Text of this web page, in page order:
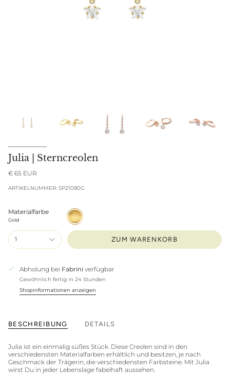
Julia | Sterncreolen
€ 65 EUR
ARTIKELNUMMER: SP21080G
Materialfarbe
Gold
Gold
1 ZUM WARENKORB
Abholung bei Fabrini verfügbar
Gewöhnlich fertig in 24 Stunden
Shopinformationen anzeigen
BESCHREIBUNG DETAILS
Julia ist ein einmalig süßes Stück. Diese Creolen sind in den
verschiedensten Materialfarben erhältlich und besitzen, je nach
Geschmack der Trägerin, die verschiedensten Farbsteine. Mit Julia
wirst Du in jeder Lebenslage fabelhaft aussehen.